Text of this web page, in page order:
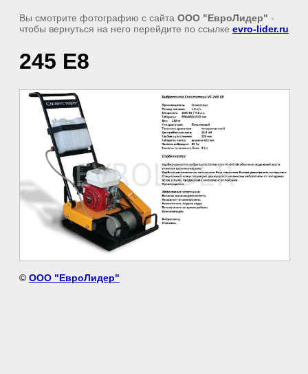
Вы смотрите фотографию с сайта ООО "ЕвроЛидер" -
чтобы вернуться на него перейдите по ссылке evro-lider.ru
245 Е8
© ООО "ЕвроЛидер"